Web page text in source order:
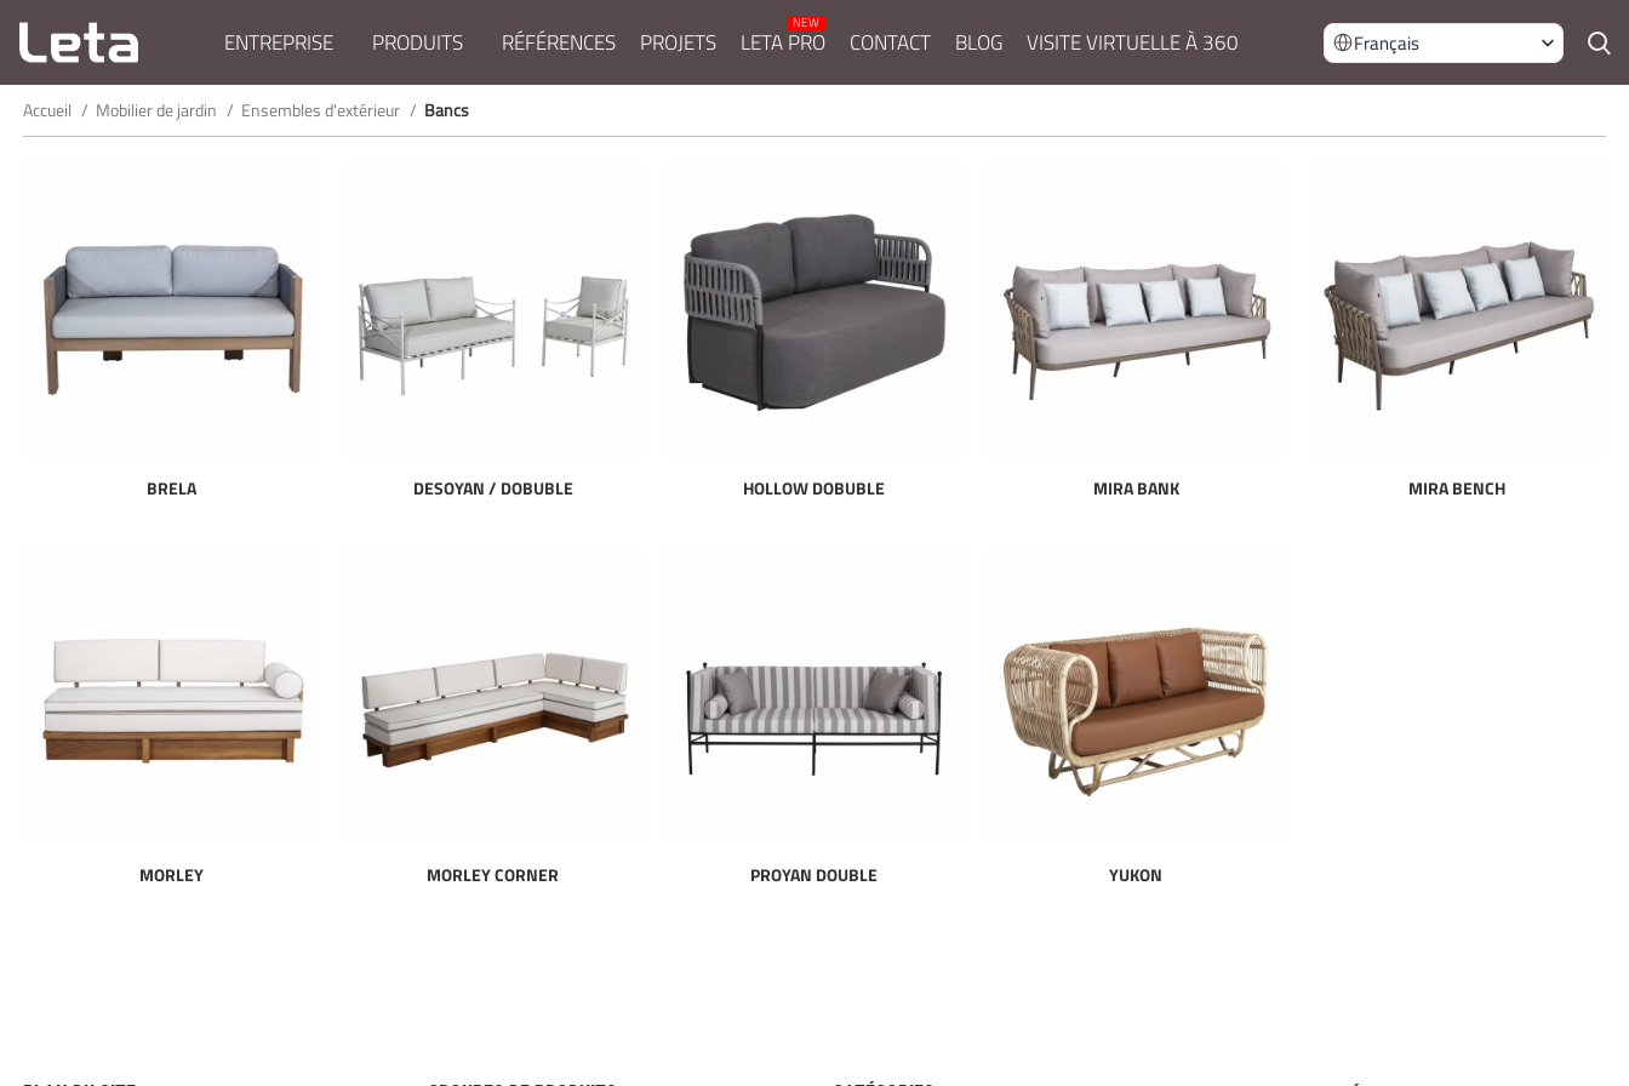
ENTREPRISE PRODUITS RÉFÉRENCES PROJETS LETA PRO CONTACT BLOG VISITE VIRTUELLE À 360 Français
Accueil Mobilier de jardin Ensembles d'extérieur Bancs
BRELA DESOYAN / DOBUBLE HOLLOW DOBUBLE MIRA BANK MIRA BENCH
MORLEY MORLEY CORNER PROYAN DOUBLE YUKON